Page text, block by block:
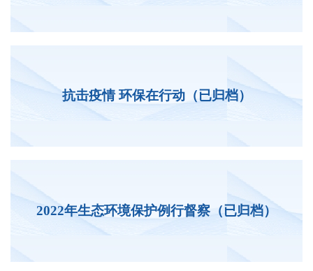
抗击疫情 环保在行动（已归档）
2022年生态环境保护例行督察（已归档）